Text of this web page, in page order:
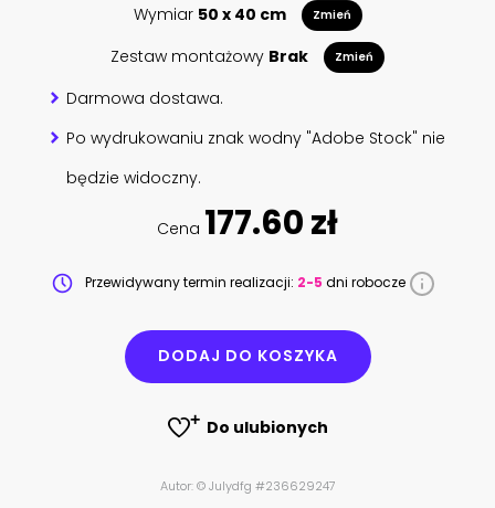
Wymiar 50 x 40 cm Zmień
Zestaw montażowy Brak Zmień
Darmowa dostawa.
Po wydrukowaniu znak wodny "Adobe Stock" nie
będzie widoczny.
Cena 177.60 zł
Przewidywany termin realizacji: 2-5 dni robocze
DODAJ DO KOSZYKA
Do ulubionych
Autor: © Julydfg #236629247